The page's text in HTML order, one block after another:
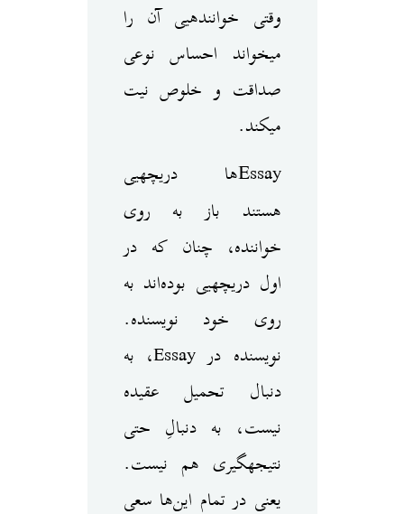
وقتی خواننده‎یی آن را
می‎خواند احساس نوعی
صداقت و خلوص نیت
می‎کند.
Essay‌ها دریچه‎یی
هستند باز به روی
خواننده، چنان که در
اول دریچه‎یی بوده‌اند به
روی خود نویسنده.
نویسنده در Essay، به
دنبال تحمیل عقیده
نیست، به دنبالِ حتی
نتیجه‎گیری هم نیست.
یعنی در تمام این‌ها سعی